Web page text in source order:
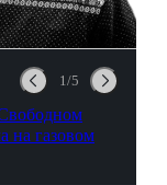
1/5
Свободном
на газовом